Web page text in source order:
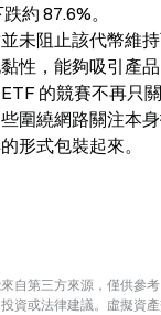
約 87.6%。
未阻止該代幣維
性，能夠吸引產
的競賽不再只
圍繞網路關注本
形式包裝起來。
自第三方來源，僅供參
資或法律建議。虛擬資